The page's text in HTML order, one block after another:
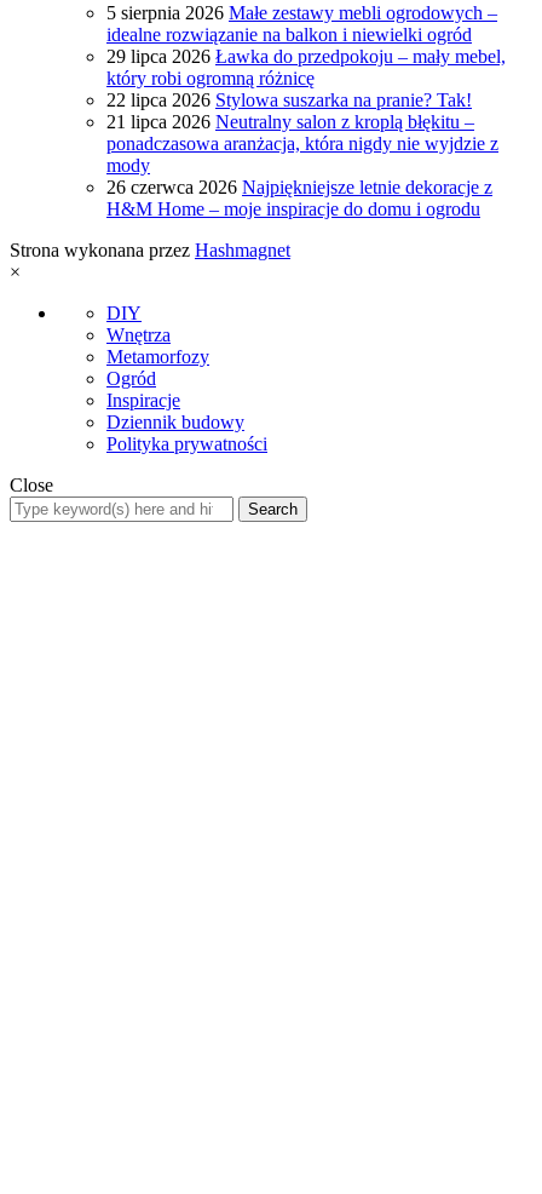
5 sierpnia 2026 Małe zestawy mebli ogrodowych –
idealne rozwiązanie na balkon i niewielki ogród
29 lipca 2026 Ławka do przedpokoju – mały mebel,
który robi ogromną różnicę
22 lipca 2026 Stylowa suszarka na pranie? Tak!
21 lipca 2026 Neutralny salon z kroplą błękitu –
ponadczasowa aranżacja, która nigdy nie wyjdzie z
mody
26 czerwca 2026 Najpiękniejsze letnie dekoracje z
H&M Home – moje inspiracje do domu i ogrodu
Strona wykonana przez Hashmagnet
×
DIY
Wnętrza
Metamorfozy
Ogród
Inspiracje
Dziennik budowy
Polityka prywatności
Close